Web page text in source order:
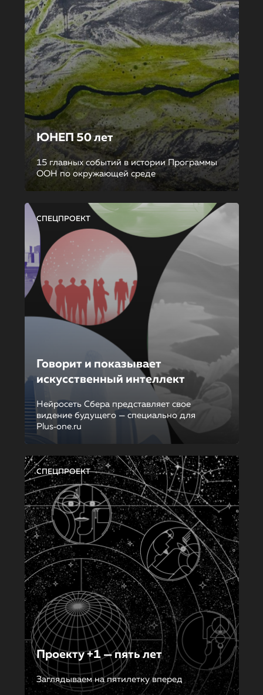
ЮНЕП 50 лет
15 главных событий в истории Программы
ООН по окружающей среде
СПЕЦПРОЕКТ
Говорит и показывает
искусственный интеллект
Нейросеть Сбера представляет свое
видение будущего — специально для
Plus‑one.ru
СПЕЦПРОЕКТ
Проекту +1 — пять лет
Заглядываем на пятилетку вперед